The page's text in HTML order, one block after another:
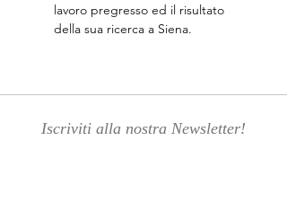
lavoro pregresso ed il risultato
della sua ricerca a Siena.
Iscriviti alla nostra Newsletter!